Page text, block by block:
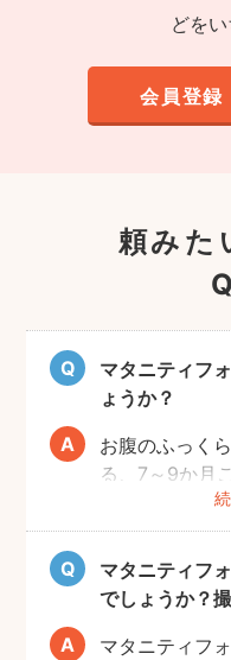
どをい
会員登録
頼みた
マタニティフ
ょうか？
お腹のふっく
る、7～9か月
赤ちゃんが出
ともあります
いただければ
マタニティフ
でしょうか？
マタニティフ